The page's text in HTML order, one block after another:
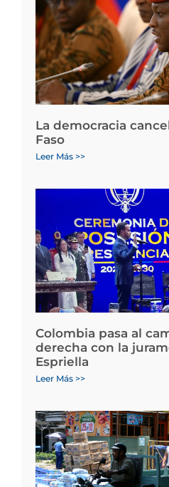
La democracia
Faso
Leer Más >>
Colombia pasa al
derecha con la
Espriella
Leer Más >>